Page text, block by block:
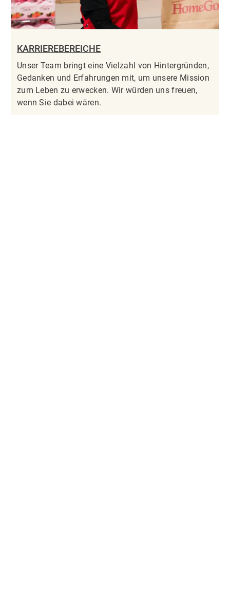
KARRIEREBEREICHE
Unser Team bringt eine Vielzahl von Hintergründen,
Gedanken und Erfahrungen mit, um unsere Mission
zum Leben zu erwecken. Wir würden uns freuen,
wenn Sie dabei wären.